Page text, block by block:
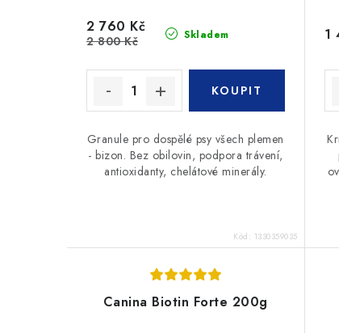
Skladem
2 760 Kč
2 800 Kč
Granule pro dospělé psy všech plemen
- bizon. Bez obilovin, podpora trávení,
antioxidanty, chelátové minerály.
Kód: 1330359035
1
Canina Biotin Forte 200g